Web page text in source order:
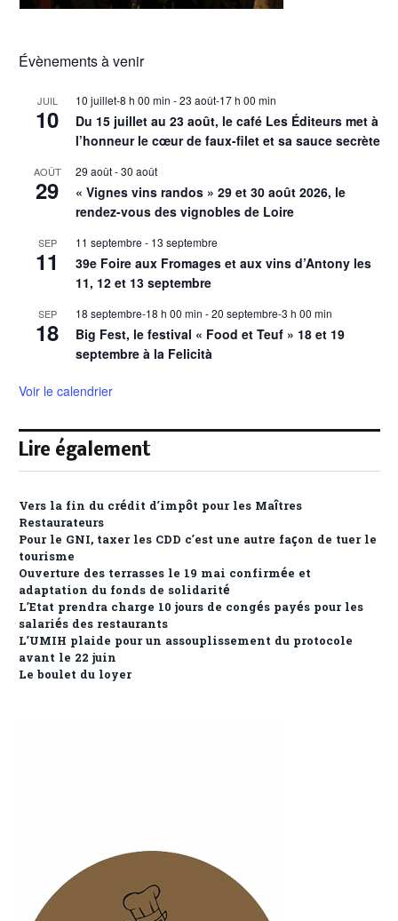
Évènements à venir
JUIL
10
10 juillet-8 h 00 min -23 août-17 h 00 min
Du 15 juillet au 23 août, le café Les Éditeurs met à
l’honneur le cœur de faux-filet et sa sauce secrète
AOÛT
29
29 août-30 août
« Vignes vins randos » 29 et 30 août 2026, le
rendez-vous des vignobles de Loire
SEP
11
11 septembre - 13 septembre
39e Foire aux Fromages et aux vins d’Antony les
11, 12 et 13 septembre
SEP
18
18 septembre-18 h 00 min -20 septembre-3 h 00 min
Big Fest, le festival « Food et Teuf » 18 et 19
septembre à la Felicità
Voir le calendrier
Lire également
Vers la fin du crédit d’impôt pour les Maîtres
Restaurateurs
Pour le GNI, taxer les CDD c’est une autre façon de tuer le
tourisme
Ouverture des terrasses le 19 mai confirmée et
adaptation du fonds de solidarité
L’Etat prendra charge 10 jours de congés payés pour les
salariés des restaurants
L’UMIH plaide pour un assouplissement du protocole
avant le 22 juin
Le boulet du loyer